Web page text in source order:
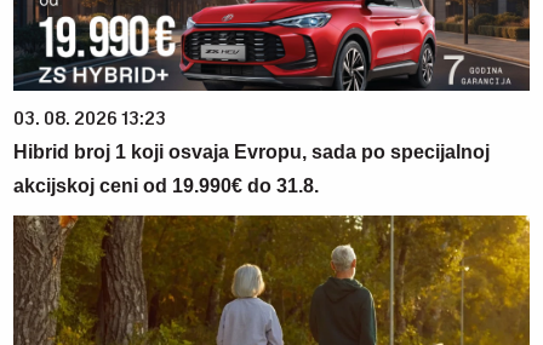
03. 08. 2026 13:23
Hibrid broj 1 koji osvaja Evropu, sada po specijalnoj
akcijskoj ceni od 19.990€ do 31.8.